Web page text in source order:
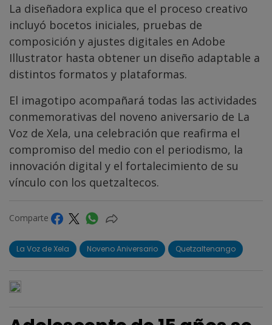
La diseñadora explica que el proceso creativo
incluyó bocetos iniciales, pruebas de
composición y ajustes digitales en Adobe
Illustrator hasta obtener un diseño adaptable a
distintos formatos y plataformas.
El imagotipo acompañará todas las actividades
conmemorativas del noveno aniversario de La
Voz de Xela, una celebración que reafirma el
compromiso del medio con el periodismo, la
innovación digital y el fortalecimiento de su
vínculo con los quetzaltecos.
Comparte
La Voz de Xela Noveno Aniversario Quetzaltenango